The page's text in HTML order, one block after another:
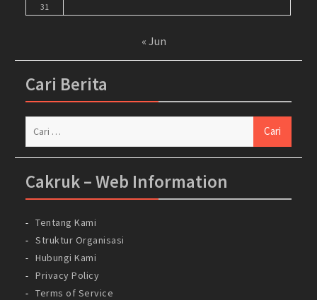
31
« Jun
Cari Berita
Cakruk – Web Information
Tentang Kami
Struktur Organisasi
Hubungi Kami
Privacy Policy
Terms of Service